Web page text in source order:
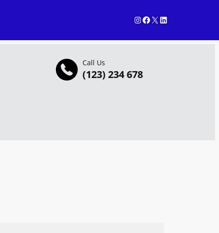
Call Us
(123) 234 678
InstagramFacebook X LinkedIn